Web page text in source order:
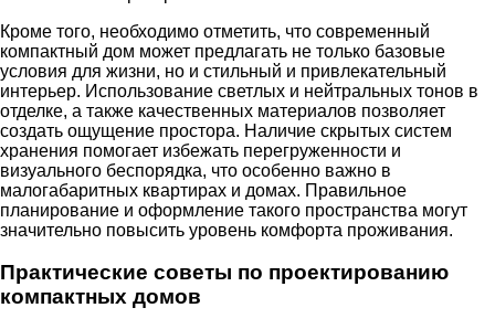
Кроме того, необходимо отметить, что современный
компактный дом может предлагать не только базовые
условия для жизни, но и стильный и привлекательный
интерьер. Использование светлых и нейтральных тонов в
отделке, а также качественных материалов позволяет
создать ощущение простора. Наличие скрытых систем
хранения помогает избежать перегруженности и
визуального беспорядка, что особенно важно в
малогабаритных квартирах и домах. Правильное
планирование и оформление такого пространства могут
значительно повысить уровень комфорта проживания.
Практические советы по проектированию
компактных домов